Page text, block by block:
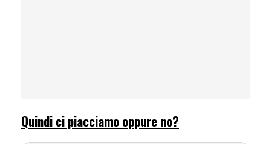
Quindi ci piacciamo oppure no?